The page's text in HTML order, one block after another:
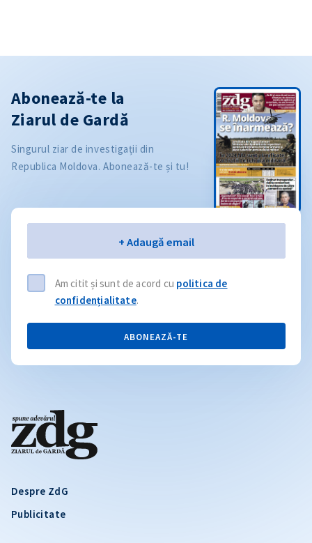
Despre ZdG
Publicitate
Abonează-te la
Ziarul de Gardă
Singurul ziar de investigații din
Republica Moldova. Abonează-te și tu!
+ Adaugă email
Am citit și sunt de acord cu politica de
confidențialitate.
ABONEAZĂ-TE